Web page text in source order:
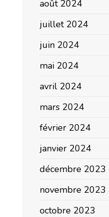
août 2024
juillet 2024
juin 2024
mai 2024
avril 2024
mars 2024
février 2024
janvier 2024
décembre 2023
novembre 2023
octobre 2023